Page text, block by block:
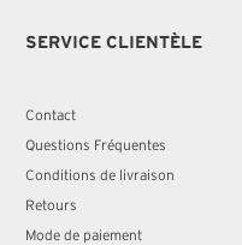
SERVICE CLIENTÈLE
Contact
Questions Fréquentes
Conditions de livraison
Retours
Mode de paiement